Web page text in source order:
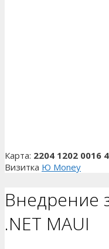
Карта: 2204 1202 0016
Визитка Ю Money
Внедрение
.NET MAUI